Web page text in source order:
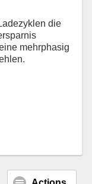
die
mehrphasig